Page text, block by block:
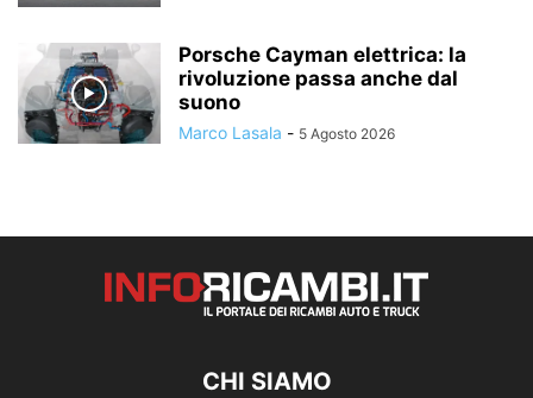
Porsche Cayman elettrica: la
rivoluzione passa anche dal
suono
Marco Lasala - 5 Agosto 2026
CHI SIAMO